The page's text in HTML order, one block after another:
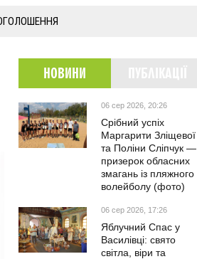
НОВИНИ
06 сер 2026, 20:26
Срібний успіх
Маргарити Зліщевої
та Поліни Сліпчук —
призерок обласних
змагань із пляжного
волейболу (фото)
06 сер 2026, 17:26
Яблучний Спас у
Василівці: свято
світла, віри та